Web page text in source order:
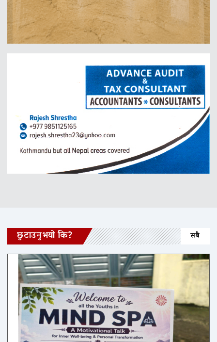
छुटाउनुभयो कि? सबै